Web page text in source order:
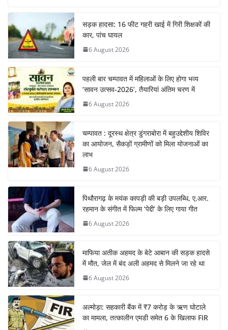
सड़क हादसा: 16 फीट गहरी खाई में गिरी शिक्षकों की
कार, पांच घायल
6 August 2026
पहली बार चम्पावत में महिलाओं के लिए होगा भव्य
‘सावन उत्सव-2026’, तैयारियां अंतिम चरण में
6 August 2026
चम्पावत : दूरस्थ क्षेत्र डुंगराबोरा में बहुउद्देशीय शिविर
का आयोजन, सैकड़ों ग्रामीणों को मिला योजनाओं का
लाभ
6 August 2026
पिथौरागढ़ के मयंक कापड़ी की बड़ी उपलब्धि, ए.आर.
रहमान के संगीत में फिल्म ‘पेद्दी’ के लिए गाया गीत
6 August 2026
माफिया अतीक अहमद के बेटे आबान की सड़क हादसे
में मौत, जेल में बंद अली अहमद से मिलने जा रहे था
6 August 2026
अल्मोड़ा: सहकारी बैंक में ₹7 करोड़ के ऋण घोटाले
का मामला, तत्कालीन एमडी समेत 6 के खिलाफ FIR